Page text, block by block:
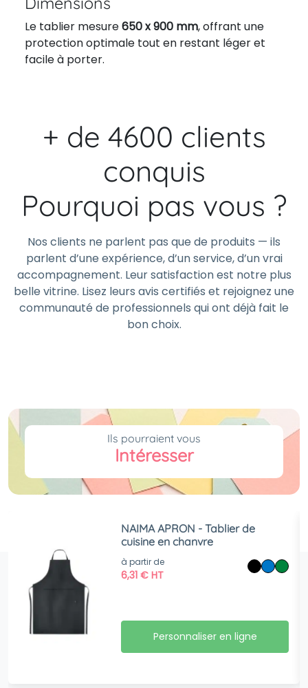
Le tablier mesure650 x 900 mm, offrant une
protection optimale tout en restant léger et
facile à porter.
+ de 4600 clients
conquis
Pourquoi pas vous ?
Nos clients ne parlent pas que de produits — ils
parlent d’une expérience, d’un service, d’un vrai
accompagnement. Leur satisfaction est notre plus
belle vitrine. Lisez leurs avis certifiés et rejoignez une
communauté de professionnels qui ont déjà fait le
bon choix.
Ils pourraient vous
Intéresser
NAIMA APRON - Tablier de
cuisine en chanvre
à partir de
6,31€ HT
Personnaliser en ligne